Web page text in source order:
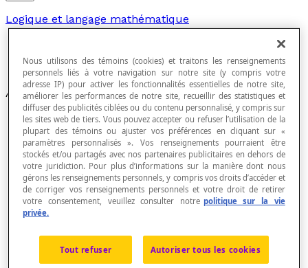
Logique et langage mathématique
Ensembles de nombres
Raisonnement mathématique
Articles
Amalie Emmy Noether (1882-1935)
Antécédent
Axiome
Blocs logiques
Calcul
Calcul propositionnel
Conjecture
Conjonction
Connecteur
Conséquent
Contradiction
Contraposée
Nous utilisons des témoins (cookies) et traitons les renseignements
personnels liés à votre navigation sur notre site (y compris votre
adresse IP) pour activer les fonctionnalités essentielles de notre site,
améliorer les performances de notre site, recueillir des statistiques et
diffuser des publicités ciblées ou du contenu personnalisé, y compris sur
les sites web de tiers. Vous pouvez accepter ou refuser l’utilisation de la
plupart des témoins ou ajuster vos préférences en cliquant sur «
paramètres personnalisés ». Vos renseignements pourraient être
stockés et/ou partagés avec nos partenaires publicitaires en dehors de
votre juridiction. Pour plus d’informations sur la manière dont nous
gérons les renseignements personnels, y compris vos droits d’accéder et
de corriger vos renseignements personnels et votre droit de retirer
votre consentement, veuillez consulter notre politique sur la vie
privée.
Tout refuser Autoriser tous les cookies